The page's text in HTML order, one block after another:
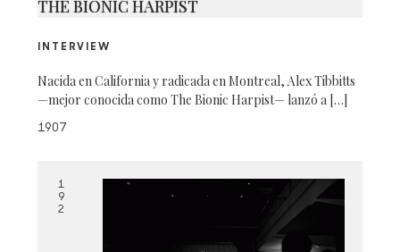
THE BIONIC HARPIST
INTERVIEW
Nacida en California y radicada en Montreal, Alex Tibbitts
—mejor conocida como The Bionic Harpist— lanzó a […]
1907
1
9
2